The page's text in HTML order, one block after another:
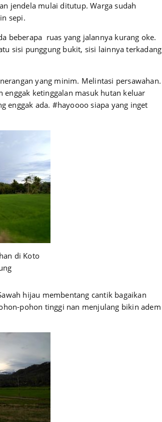
jendela mulai ditutup. Warga sudah
sepi.
beberapa ruas yang jalannya kurang oke.
sisi punggung bukit, sisi lainnya terkadang
yang minim. Melintasi persawahan.
ketinggalan masuk hutan keluar
enggak ada. #hayoooo siapa yang inget
di Koto
hijau membentang cantik bagaikan
pohon tinggi nan menjulang bikin adem